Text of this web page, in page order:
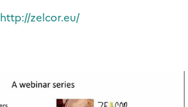
http://zelcor.eu/